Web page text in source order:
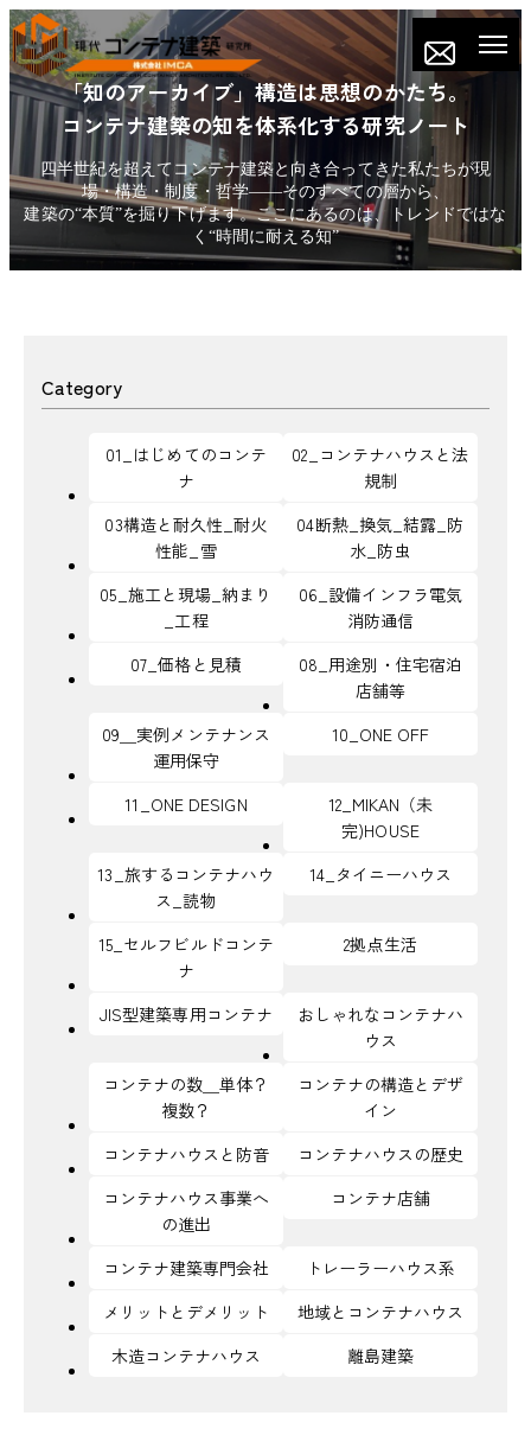
「知のアーカイブ」構造は思想のかたち。
コンテナ建築の知を体系化する研究ノート
四半世紀を超えてコンテナ建築と向き合ってきた私たちが現
場・構造・制度・哲学——そのすべての層から、
建築の“本質”を掘り下げます。ここにあるのは、トレンドではな
く“時間に耐える知”
Category
01_はじめてのコンテ
ナ
02_コンテナハウスと法
規制
03構造と耐久性_耐火
性能_雪
04断熱_換気_結露_防
水_防虫
05_施工と現場_納まり
_工程
06_設備インフラ電気
消防通信
07_価格と見積
08_用途別・住宅宿泊
店舗等
09＿実例メンテナンス
運用保守
10_ONE OFF
11_ONE DESIGN
12_MIKAN（未
完)HOUSE
13_旅するコンテナハウ
ス_読物
14_タイニーハウス
15_セルフビルドコンテ
ナ
2拠点生活
JIS型建築専用コンテナ
おしゃれなコンテナハ
ウス
コンテナの数＿単体？
複数？
コンテナの構造とデザ
イン
コンテナハウスと防音
コンテナハウスの歴史
コンテナハウス事業へ
の進出
コンテナ店舗
コンテナ建築専門会社
トレーラーハウス系
メリットとデメリット
地域とコンテナハウス
木造コンテナハウス
離島建築